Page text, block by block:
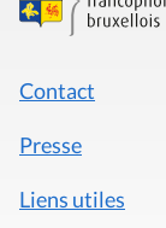
Contact
Presse
Liens utiles